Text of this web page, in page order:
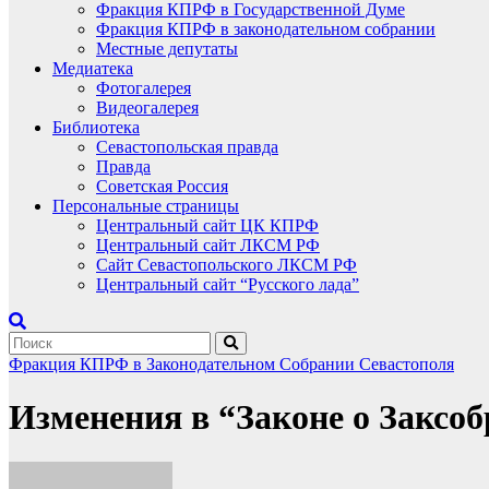
Фракция КПРФ в Государственной Думе
Фракция КПРФ в законодательном собрании
Местные депутаты
Медиатека
Фотогалерея
Видеогалерея
Библиотека
Севастопольская правда
Правда
Советская Россия
Персональные страницы
Центральный сайт ЦК КПРФ
Центральный сайт ЛКСМ РФ
Сайт Севастопольского ЛКСМ РФ
Центральный сайт “Русского лада”
Фракция КПРФ в Законодательном Собрании Севастополя
Изменения в “Законе о